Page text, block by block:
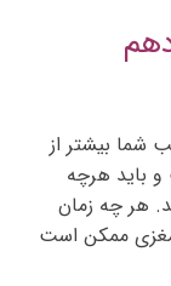
شما بیشتر از
و باید هرچه
هر چه زمان
مغزی ممکن است